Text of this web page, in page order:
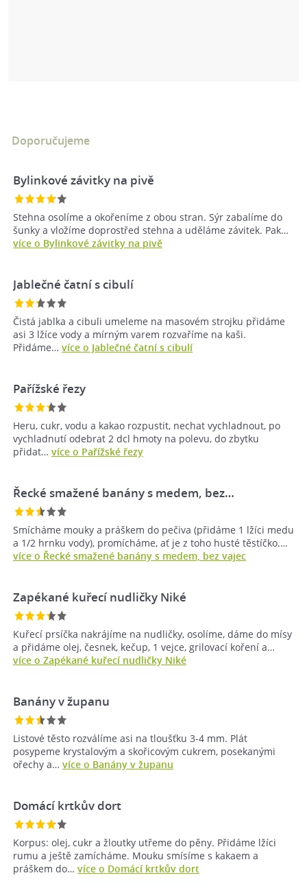
Doporučujeme
Bylinkové závitky na pivě
Stehna osolíme a okořeníme z obou stran. Sýr zabalíme do
šunky a vložíme doprostřed stehna a uděláme závitek. Pak…
více o Bylinkové závitky na pivě
Jablečné čatní s cibulí
Čistá jablka a cibuli umeleme na masovém strojku přidáme
asi 3 lžíce vody a mírným varem rozvaříme na kaši.
Přidáme… více o Jablečné čatní s cibulí
Pařížské řezy
Heru, cukr, vodu a kakao rozpustit, nechat vychladnout, po
vychladnutí odebrat 2 dcl hmoty na polevu, do zbytku
přidat… více o Pařížské řezy
Řecké smažené banány s medem, bez…
Smícháme mouky a práškem do pečiva (přidáme 1 lžíci medu
a 1/2 hrnku vody), promícháme, ať je z toho husté těstíčko.…
více o Řecké smažené banány s medem, bez vajec
Zapékané kuřecí nudličky Niké
Kuřecí prsíčka nakrájíme na nudličky, osolíme, dáme do mísy
a přidáme olej, česnek, kečup, 1 vejce, grilovací koření a…
více o Zapékané kuřecí nudličky Niké
Banány v županu
Listové těsto rozválíme asi na tloušťku 3-4 mm. Plát
posypeme krystalovým a skořicovým cukrem, posekanými
ořechy a… více o Banány v županu
Domácí krtkův dort
Korpus: olej, cukr a žloutky utřeme do pěny. Přidáme lžíci
rumu a ještě zamícháme. Mouku smísíme s kakaem a
práškem do… více o Domácí krtkův dort